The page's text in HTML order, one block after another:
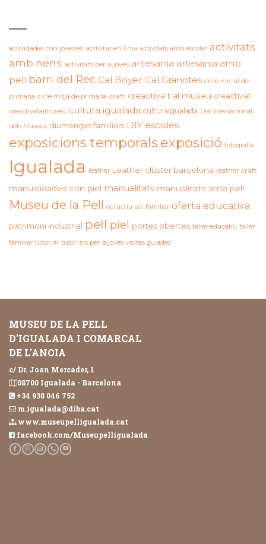
actividades con jóvenes activitat en línia activitats amb escolar activitats
amb nens activitats per a joves artesania artesania amb
pell barri del Rec Cal Boyer Cal Granotes cicle inicial de
primaria cicle mitjà de primària craft creactiva't al museu creactivat
creactivatalmuseu cultura igualada culturaigualada Dia Internacional
dels Museus diumenges familiars DIY escoles
exposicions temporals exposició fotografia
Igualada leather Leather clúster barcelona leather craft
manualidades con piel manualitats manualitats amb pell
Museu de la Pell oci actiu oci familiar oferta educativa
patrimoni industrial pell piel portes obertes taller educatiu taller
familiar tutorial tutorials per a joves visites guiades
MUSEU DE LA PELL
D'IGUALADA I COMARCAL
DE L'ANOIA
c/ Dr. Joan Mercader, 1
08700 Igualada - Barcelona
+34 938 046 752
m.igualada@diba.cat
www.museupelligualada.cat
facebook.com/Museupelligualada